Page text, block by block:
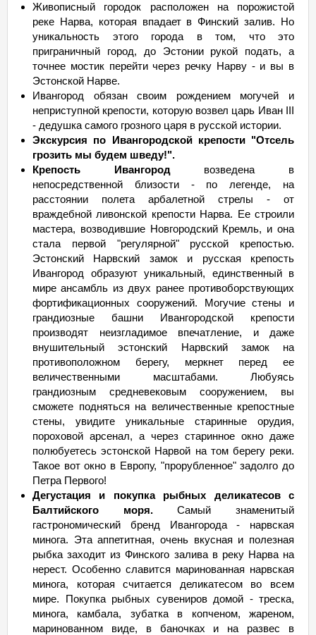
Живописный городок расположен на порожистой
реке Нарва, которая впадает в Финский залив. Но
уникальность этого города в том, что это
приграничный город, до Эстонии рукой подать, а
точнее мостик перейти через речку Нарву - и вы в
Эстонской Нарве.
Ивангород обязан своим рождением могучей и
неприступной крепости, которую возвел царь Иван III
- дедушка самого грозного царя в русской истории.
Экскурсия по Ивангородской крепости "Отсель
грозить мы будем шведу!".
Крепость Ивангородвозведена в
непосредственной близости - по легенде, на
расстоянии полета арбалетной стрелы - от
враждебной ливонской крепости Нарва. Ее строили
мастера, возводившие Новгородский Кремль, и она
стала первой "регулярной" русской крепостью.
Эстонский Нарвский замок и русская крепость
Ивангород образуют уникальный, единственный в
мире ансамбль из двух ранее противоборствующих
фортификационных сооружений. Могучие стены и
грандиозные башни Ивангородской крепости
производят неизгладимое впечатление, и даже
внушительный эстонский Нарвский замок на
противоположном берегу, меркнет перед ее
величественными масштабами. Любуясь
грандиозным средневековым сооружением, вы
сможете подняться на величественные крепостные
стены, увидите уникальные старинные орудия,
пороховой арсенал, а через старинное окно даже
полюбуетесь эстонской Нарвой на том берегу реки.
Такое вот окно в Европу, "прорубленное" задолго до
Петра Первого!
Дегустация и покупка рыбных деликатесов с
Балтийского моря.Самый знаменитый
гастрономический бренд Ивангорода - нарвская
минога. Эта аппетитная, очень вкусная и полезная
рыбка заходит из Финского залива в реку Нарва на
нерест. Особенно славится маринованная нарвская
минога, которая считается деликатесом во всем
мире. Покупка рыбных сувениров домой - треска,
минога, камбала, зубатка в копченом, жареном,
маринованном виде, в баночках и на развес в